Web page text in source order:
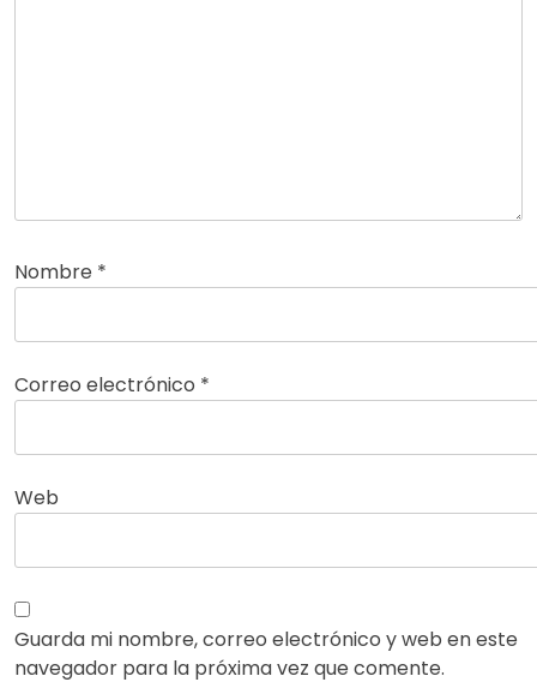
Nombre *
Correo electrónico *
Web
Guarda mi nombre, correo electrónico y web en este
navegador para la próxima vez que comente.